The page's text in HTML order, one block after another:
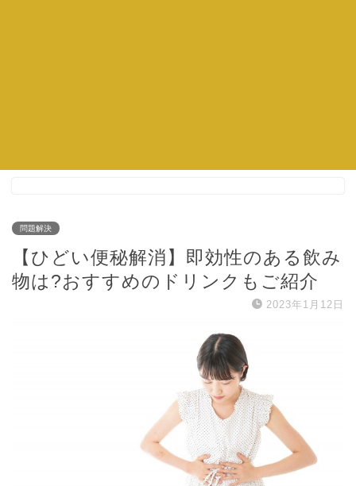
問題解決
【ひどい便秘解消】即効性のある飲み
物は?おすすめのドリンクもご紹介
2023年1月12日